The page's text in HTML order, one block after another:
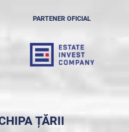
PARTENER OFICIAL
ȚĂRII